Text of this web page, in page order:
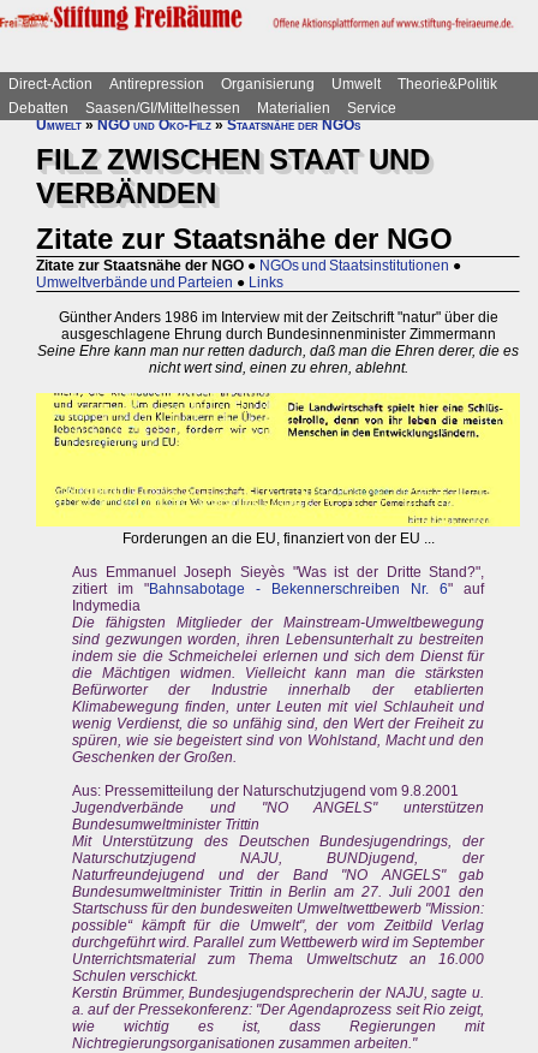
Direct-Action Antirepression Organisierung Umwelt
Theorie&Politik
Debatten
Saasen/GI/Mittelhessen Materialien
Service
Umwelt»NGO und Öko-Filz»Staatsnähe der NGOs
FILZ ZWISCHEN STAAT UND
VERBÄNDEN
Zitate zur Staatsnähe der NGO
Zitate zur Staatsnähe der NGO ● NGOs und Staatsinstitutionen ●
Umweltverbände und Parteien ● Links
Günther Anders 1986 im Interview mit der Zeitschrift "natur" über die
ausgeschlagene Ehrung durch Bundesinnenminister Zimmermann
Seine Ehre kann man nur retten dadurch, daß man die Ehren derer, die es
nicht wert sind, einen zu ehren, ablehnt.
Forderungen an die EU, finanziert von der EU ...
Aus Emmanuel Joseph Sieyès "Was ist der Dritte Stand?",
zitiert im "Bahnsabotage - Bekennerschreiben Nr. 6" auf
Indymedia
Die fähigsten Mitglieder der Mainstream-Umweltbewegung
sind gezwungen worden, ihren Lebensunterhalt zu bestreiten
indem sie die Schmeichelei erlernen und sich dem Dienst für
die Mächtigen widmen. Vielleicht kann man die stärksten
Befürworter der Industrie innerhalb der etablierten
Klimabewegung finden, unter Leuten mit viel Schlauheit und
wenig Verdienst, die so unfähig sind, den Wert der Freiheit zu
spüren, wie sie begeistert sind von Wohlstand, Macht und den
Geschenken der Großen.
Aus: Pressemitteilung der Naturschutzjugend vom 9.8.2001
Jugendverbände und "NO ANGELS" unterstützen
Bundesumweltminister Trittin
Mit Unterstützung des Deutschen Bundesjugendrings, der
Naturschutzjugend NAJU, BUNDjugend, der
Naturfreundejugend und der Band "NO ANGELS" gab
Bundesumweltminister Trittin in Berlin am 27. Juli 2001 den
Startschuss für den bundesweiten Umweltwettbewerb "Mission:
possible“ kämpft für die Umwelt", der vom Zeitbild Verlag
durchgeführt wird. Parallel zum Wettbewerb wird im September
Unterrichtsmaterial zum Thema Umweltschutz an 16.000
Schulen verschickt.
Kerstin Brümmer, Bundesjugendsprecherin der NAJU, sagte u.
a. auf der Pressekonferenz: "Der Agendaprozess seit Rio zeigt,
wie wichtig es ist, dass Regierungen mit
Nichtregierungsorganisationen zusammen arbeiten."